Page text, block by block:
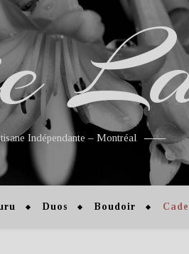
Indépendante – Montréal
Duos Boudoir